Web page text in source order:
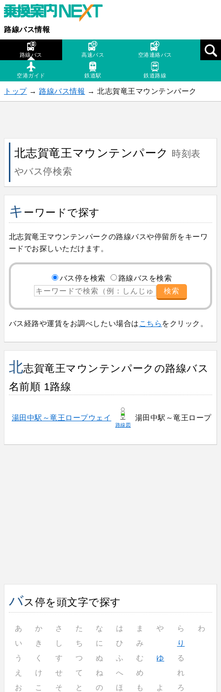
路線バス情報
路線バス 高速バス 空港連絡バス
空港ガイド 鉄道駅 鉄道路線
トップ→ 路線バス情報 → 北志賀竜王マウンテンパーク
北志賀竜王マウンテンパーク
時刻表
やバス停検索
キ ーワードで探す
北志賀竜王マウンテンパークの路線バスや停留所をキーワ
ードでお探しいただけます。
バス停を検索
路線バスを検索
検索
バス経路や運賃をお調べしたい場合は こちら をクリック。
北志賀竜王マウンテンパークの路線バス
名前順 1路線
湯田中駅～竜王ロープウェイ
路線図
湯田中駅～竜王ロープウ
バス停を頭文字で探す
あ か さ た な は ま や ら
わ
い
き し ち に ひ み
り
う
く す つ ぬ ふ む ゆ
る
え
け せ て ね へ め
れ
お
こ そ と の ほ も よ ろ